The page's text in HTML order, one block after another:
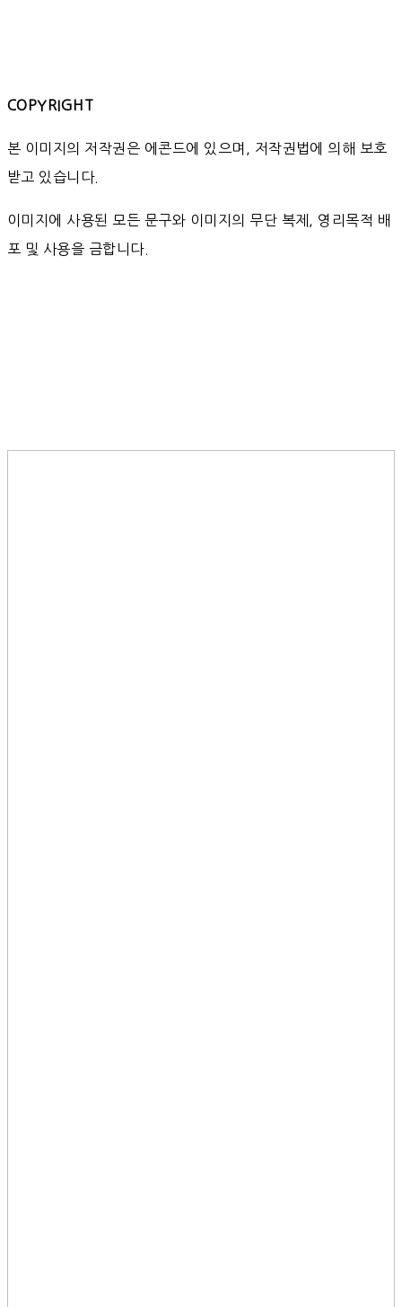
COPYRIGHT
본 이미지의 저작권은 에콘드에 있으며, 저작권법에 의해 보호
받고 있습니다.
이미지에 사용된 모든 문구와 이미지의 무단 복제, 영리목적 배
포 및 사용을 금합니다.